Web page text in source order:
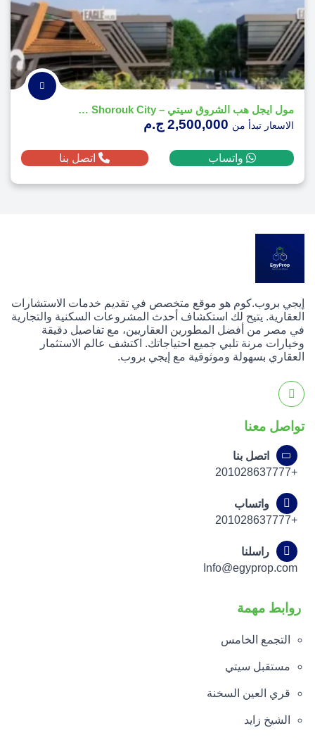
مول ايجل هب الشروق سيتي – Mall Eagle Hub Shorouk City
الاسعار تبدأ من
واتساب اتصل بنا
إيجي بروب.كوم هو موقع متخصص في تقديم خدمات الاستشارات
العقارية. يتيح لك استكشاف أحدث المشروعات السكنية والتجارية
في مصر من أفضل المطورين العقاريين، مع تفاصيل دقيقة
وخيارات مرنة تلبي جميع احتياجاتك. اكتشف عالم الاستثمار
العقاري بسهولة وموثوقية مع إيجي بروب.
تواصل معنا
اتصل بنا
+201028637777
واتساب
+201028637777
راسلنا
Info@egyprop.com
روابط مهمة
التجمع الخامس
مستقبل سيتي
قري العين السخنة
الشيخ زايد